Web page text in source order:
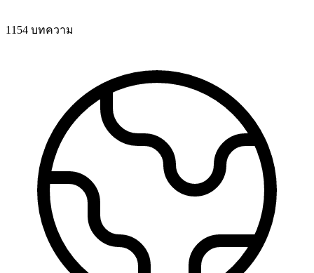
1154 บทความ